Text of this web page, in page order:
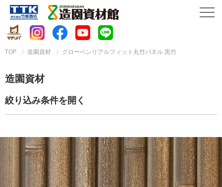
TOP 造園資材 グローベンリアルフィット丸竹パネル 黒竹
造園資材